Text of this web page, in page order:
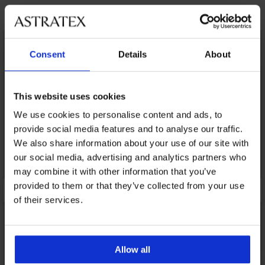
Consent Details About
This website uses cookies
We use cookies to personalise content and ads, to
provide social media features and to analyse our traffic.
We also share information about your use of our site with
our social media, advertising and analytics partners who
may combine it with other information that you’ve
provided to them or that they’ve collected from your use
of their services.
Allow all
Das könnte Ihnen gefallen
Bestseller Bestseller